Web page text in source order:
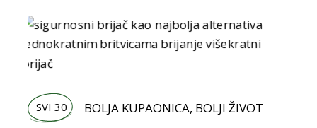
SVI 30 BOLJA KUPAONICA, BOLJI ŽIVOT